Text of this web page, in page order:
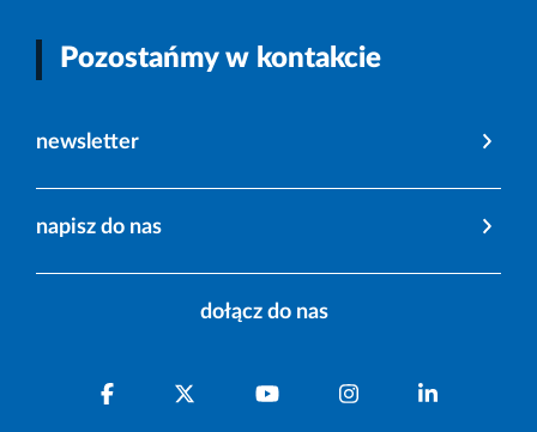
Pozostańmy w kontakcie
newsletter
napisz do nas
dołącz do nas